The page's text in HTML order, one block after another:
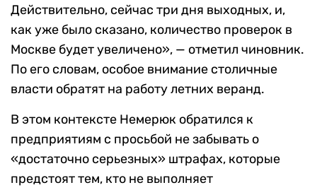
Действительно, сейчас три дня выходных, и,
как уже было сказано, количество проверок в
Москве будет увеличено», — отметил чиновник.
По его словам, особое внимание столичные
власти обратят на работу летних веранд.
В этом контексте Немерюк обратился к
предприятиям с просьбой не забывать о
«достаточно серьезных» штрафах, которые
предстоят тем, кто не выполняет